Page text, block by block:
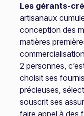
Les gérants-
artisanaux
conception des
matières
2 personnes,
choisit ses
précieuses,
souscrit ses
faire appel à des